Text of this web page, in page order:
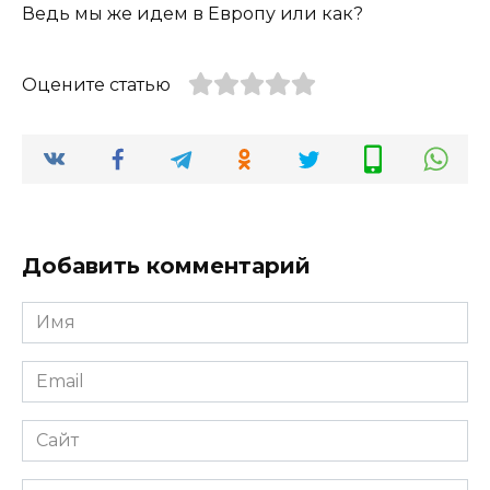
Ведь мы же идем в Европу или как?
Оцените статью
Добавить комментарий
Имя
*
Email
*
Сайт